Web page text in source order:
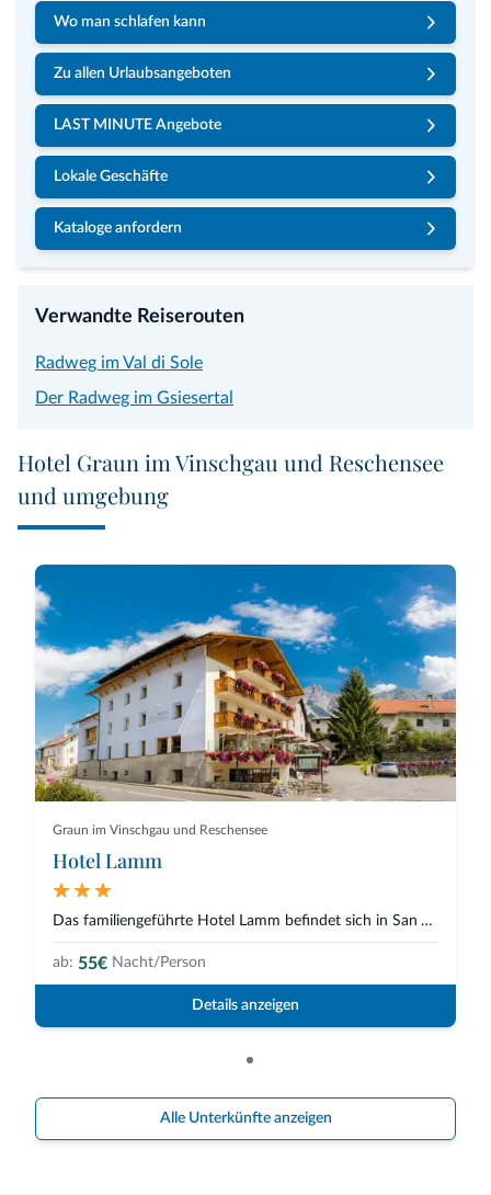
Wo man schlafen kann
Zu allen Urlaubsangeboten
LAST MINUTE Angebote
Lokale Geschäfte
Kataloge anfordern
Verwandte Reiserouten
Radweg im Val di Sole
Der Radweg im Gsiesertal
Hotel Graun im Vinschgau und Reschensee
und umgebung
Graun im Vinschgau und Reschensee
Hotel Lamm
Das familiengeführte Hotel Lamm befindet sich in San Valentin auf der Haide...
ab: 55€ Nacht/Person
Details anzeigen
Alle Unterkünfte anzeigen